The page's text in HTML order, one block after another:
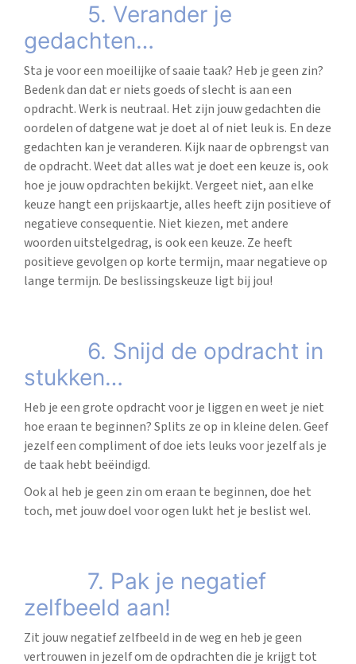
5. Verander je
gedachten…
Sta je voor een moeilijke of saaie taak? Heb je geen zin?
Bedenk dan dat er niets goeds of slecht is aan een
opdracht. Werk is neutraal. Het zijn jouw gedachten die
oordelen of datgene wat je doet al of niet leuk is. En deze
gedachten kan je veranderen. Kijk naar de opbrengst van
de opdracht. Weet dat alles wat je doet een keuze is, ook
hoe je jouw opdrachten bekijkt. Vergeet niet, aan elke
keuze hangt een prijskaartje, alles heeft zijn positieve of
negatieve consequentie. Niet kiezen, met andere
woorden uitstelgedrag, is ook een keuze. Ze heeft
positieve gevolgen op korte termijn, maar negatieve op
lange termijn. De beslissingskeuze ligt bij jou!
6. Snijd de opdracht in
stukken…
Heb je een grote opdracht voor je liggen en weet je niet
hoe eraan te beginnen? Splits ze op in kleine delen. Geef
jezelf een compliment of doe iets leuks voor jezelf als je
de taak hebt beëindigd.
Ook al heb je geen zin om eraan te beginnen, doe het
toch, met jouw doel voor ogen lukt het je beslist wel.
7. Pak je negatief
zelfbeeld aan!
Zit jouw negatief zelfbeeld in de weg en heb je geen
vertrouwen in jezelf om de opdrachten die je krijgt tot